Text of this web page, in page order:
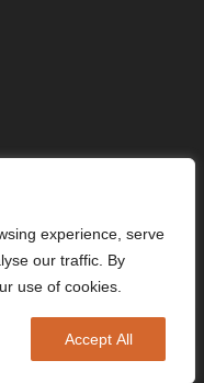
experience, serve
our traffic. By
use of cookies.
Accept All